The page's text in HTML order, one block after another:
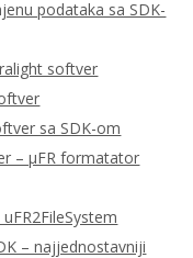
podataka sa SDK-
softver
sa SDK-om
– μFR formatator
– najjednostavniji